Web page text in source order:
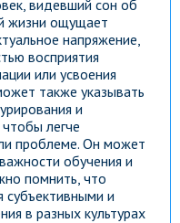
видевший сон об
жизни ощущает
напряжение,
восприятия
или усвоения
также указывать
и
легче
проблеме. Он может
обучения и
помнить, что
субъективными и
в разных культурах